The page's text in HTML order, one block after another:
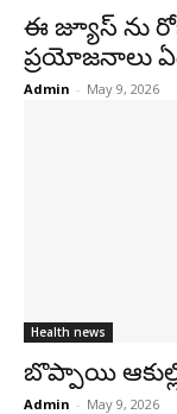
ఈ జ్యూస్ ను
ప్రయోజనాలు
Admin - May 9, 2026
Health news
బొప్పాయి
Admin - May 9, 2026